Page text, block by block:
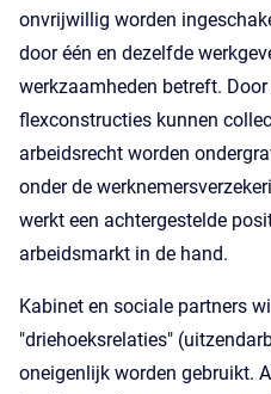
onvrijwillig worden
door één en dezelfde
werkzaamheden betreft.
flexconstructies kunnen
arbeidsrecht worden
onder de
werkt een achtergestelde
arbeidsmarkt in de hand.
Kabinet en sociale partners
"driehoeksrelaties"
oneigenlijk worden gebruikt.